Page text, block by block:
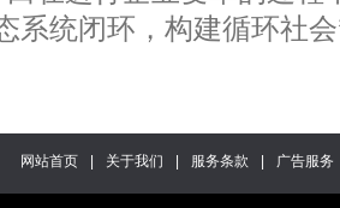
统闭环，构建循环社
网站首页 关于我们 服务条款 广告服务